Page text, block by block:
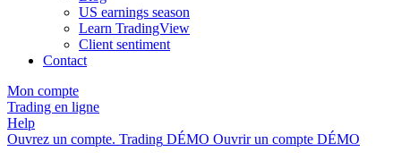
US earnings season
Learn TradingView
Client sentiment
Contact
Mon compte
Trading en ligne
Help
Ouvrez un compte. Trading DÉMO Ouvrir un compte DÉMO